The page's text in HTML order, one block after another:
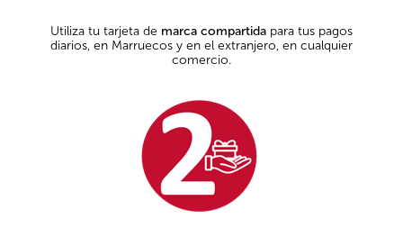
Utiliza tu tarjeta de marca compartida para tus pagos
diarios, en Marruecos y en el extranjero, en cualquier
comercio.